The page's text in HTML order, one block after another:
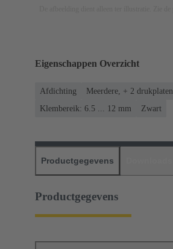
Eigenschappen Overzicht
Afdichting Meerdere, + 2 drukplaten
Klembereik: 6.5 ... 12 mm
Zwart
Productgegevens
Productgegevens